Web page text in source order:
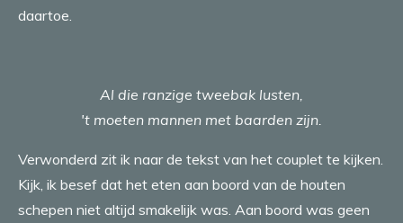
daartoe.
Al die ranzige tweebak lusten,
't moeten mannen met baarden zijn.
Verwonderd zit ik naar de tekst van het couplet te kijken.
Kijk, ik besef dat het eten aan boord van de houten
schepen niet altijd smakelijk was. Aan boord was geen